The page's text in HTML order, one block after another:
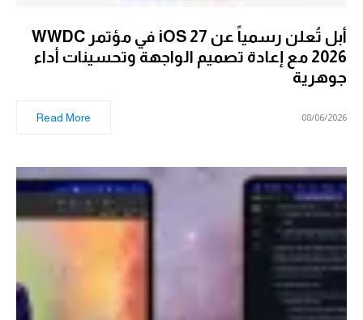
أبل تُعلن رسمياً عن iOS 27 في مؤتمر WWDC
2026 مع إعادة تصميم الواجهة وتحسينات أداء
جوهرية
08/06/2026
Read More